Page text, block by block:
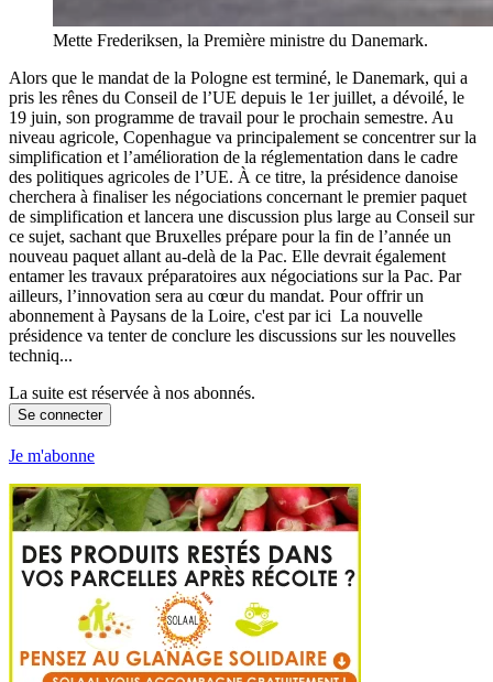
Mette Frederiksen, la Première ministre du Danemark.
Alors que le mandat de la Pologne est terminé, le Danemark, qui a
pris les rênes du Conseil de l’UE depuis le 1er juillet, a dévoilé, le
19 juin, son programme de travail pour le prochain semestre. Au
niveau agricole, Copenhague va principalement se concentrer sur la
simplification et l’amélioration de la réglementation dans le cadre
des politiques agricoles de l’UE. À ce titre, la présidence danoise
cherchera à finaliser les négociations concernant le premier paquet
de simplification et lancera une discussion plus large au Conseil sur
ce sujet, sachant que Bruxelles prépare pour la fin de l’année un
nouveau paquet allant au-delà de la Pac. Elle devrait également
entamer les travaux préparatoires aux négociations sur la Pac. Par
ailleurs, l’innovation sera au cœur du mandat. Pour offrir un
abonnement à Paysans de la Loire, c'est par ici La nouvelle
présidence va tenter de conclure les discussions sur les nouvelles
techniq...
La suite est réservée à nos abonnés.
Se connecter
Je m'abonne